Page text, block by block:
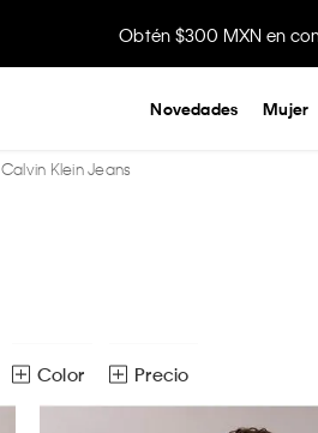
Obtén $300 MXN en
Disfruta
Novedades Mujer
Calvin Klein Jeans
Color Precio
$899- $2899